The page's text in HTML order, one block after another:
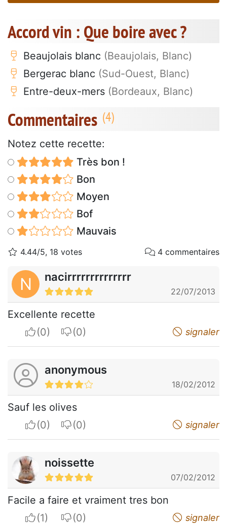
Accord vin : Que boire avec ?
Beaujolais blanc (Beaujolais, Blanc)
Bergerac blanc (Sud-Ouest, Blanc)
Entre-deux-mers (Bordeaux, Blanc)
Commentaires
Notez cette recette:
Très bon !
Bon
Moyen
Bof
Mauvais
4.44/5, 18 votes 4 commentaires
N nacirrrrrrrrrrrrrr
22/07/2013
Excellente recette
I apreciateI do not appreciate signaler
anonymous
18/02/2012
Sauf les olives
I apreciateI do not appreciate signaler
noissette
07/02/2012
Facile a faire et vraiment tres bon
I apreciateI do not appreciate signaler